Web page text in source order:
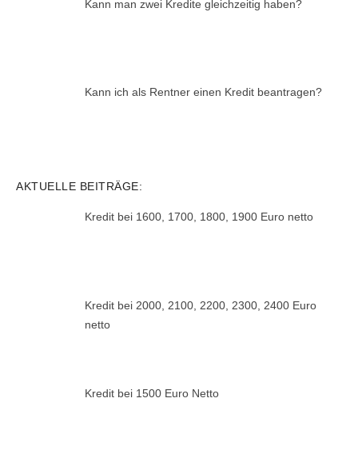
Kann man zwei Kredite gleichzeitig haben?
Kann ich als Rentner einen Kredit beantragen?
AKTUELLE BEITRÄGE:
Kredit bei 1600, 1700, 1800, 1900 Euro netto
Kredit bei 2000, 2100, 2200, 2300, 2400 Euro
netto
Kredit bei 1500 Euro Netto